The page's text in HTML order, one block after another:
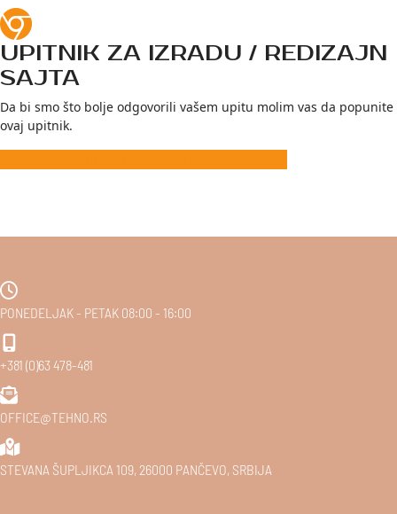
UPITNIK ZA IZRADU / REDIZAJN
SAJTA
Da bi smo što bolje odgovorili vašem upitu molim vas da popunite
ovaj upitnik.
PONEDELJAK - PETAK 08:00 - 16:00
+381 (0)63 478-481
OFFICE@TEHNO.RS
STEVANA ŠUPLJIKCA 109, 26000 PANČEVO, SRBIJA